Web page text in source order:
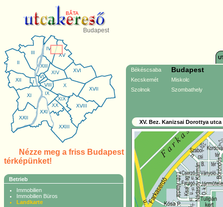
BĂTA
Budapest
Nézze meg a friss Budapest
térképünket!
Betrieb
Immobilien
Immobilien Büros
Landkarte
Békéscsaba Budapest
Kecskemét
Miskolc
Szolnok
Szombathely
XV. Bez. Kanizsai Dorottya utca